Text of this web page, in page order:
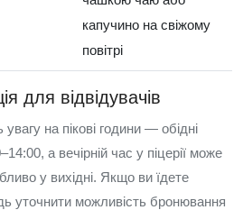
капучино на свіжому
повітрі
для відвідувачів
на пікові години — обідні
а вечірній час у піцерії може
у вихідні. Якщо ви їдете
уточнити можливість бронювання